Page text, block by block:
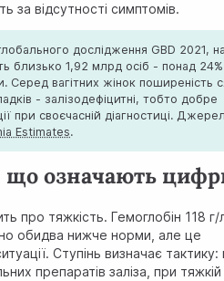
за відсутності симптомів.
дослідження GBD 2021,
близько 1,92 млрд осіб - понад 24%
Серед вагітних жінок поширеність
- залізодефіцитні, тобто добре
при своєчасній діагностиці.
Estimates.
що означають
про тяжкість. Гемоглобін 118 г/
обидва нижче норми, але це
Ступінь визначає
препаратів заліза, при